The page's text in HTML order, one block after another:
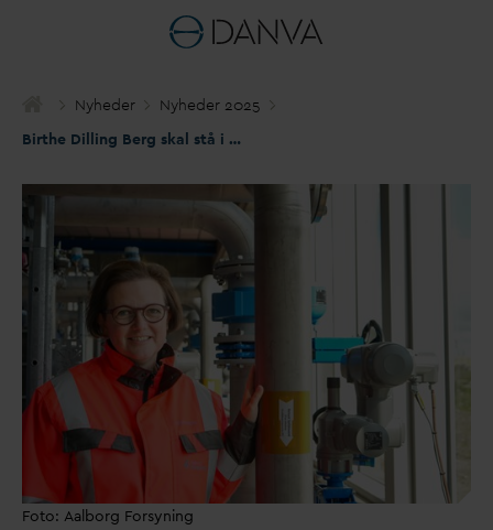
Nyheder
Nyheder 2025
Birthe Dilling Berg skal stå i spidsen for VUDP-foreningen
Foto: Aalborg Forsyning